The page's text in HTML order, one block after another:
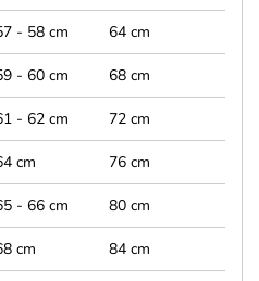
- 58 cm 64 cm
- 60 cm 68 cm
- 62 cm 72 cm
cm 76 cm
- 66 cm 80 cm
cm 84 cm